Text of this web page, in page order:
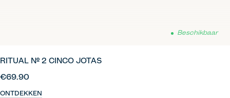
Beschikbaar
RITUAL Nº 2 CINCO JOTAS
€69.90
ONTDEKKEN